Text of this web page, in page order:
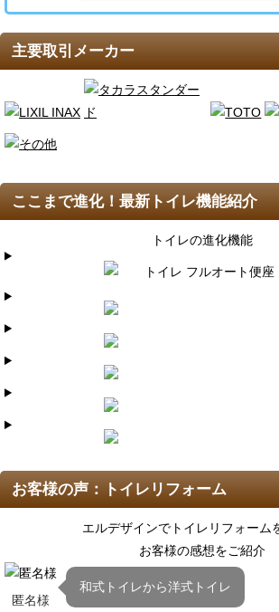
主要取引メーカー
ここまで進化！最新トイレ機能紹介
トイレの進化機能
お客様の声：トイレリフォーム
エルデザインでトイレリフォーム
お客様の感想をご紹介
匿名様
和式トイレから洋式トイレ